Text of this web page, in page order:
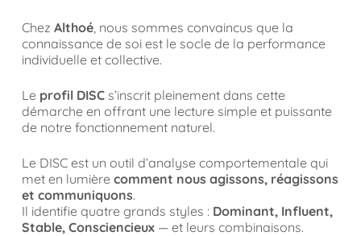
Chez Althoé, nous sommes convaincus que la
connaissance de soi est le socle de la performance
individuelle et collective.
Le profil DISCs’inscrit pleinement dans cette
démarche en offrant une lecture simple et puissante
de notre fonctionnement naturel.
Le DISC est un outil d’analyse comportementale qui
met en lumière comment nous agissons, réagissons
et communiquons.
Il identifie quatre grands styles : Dominant, Influent,
Stable, Consciencieux— et leurs combinaisons.